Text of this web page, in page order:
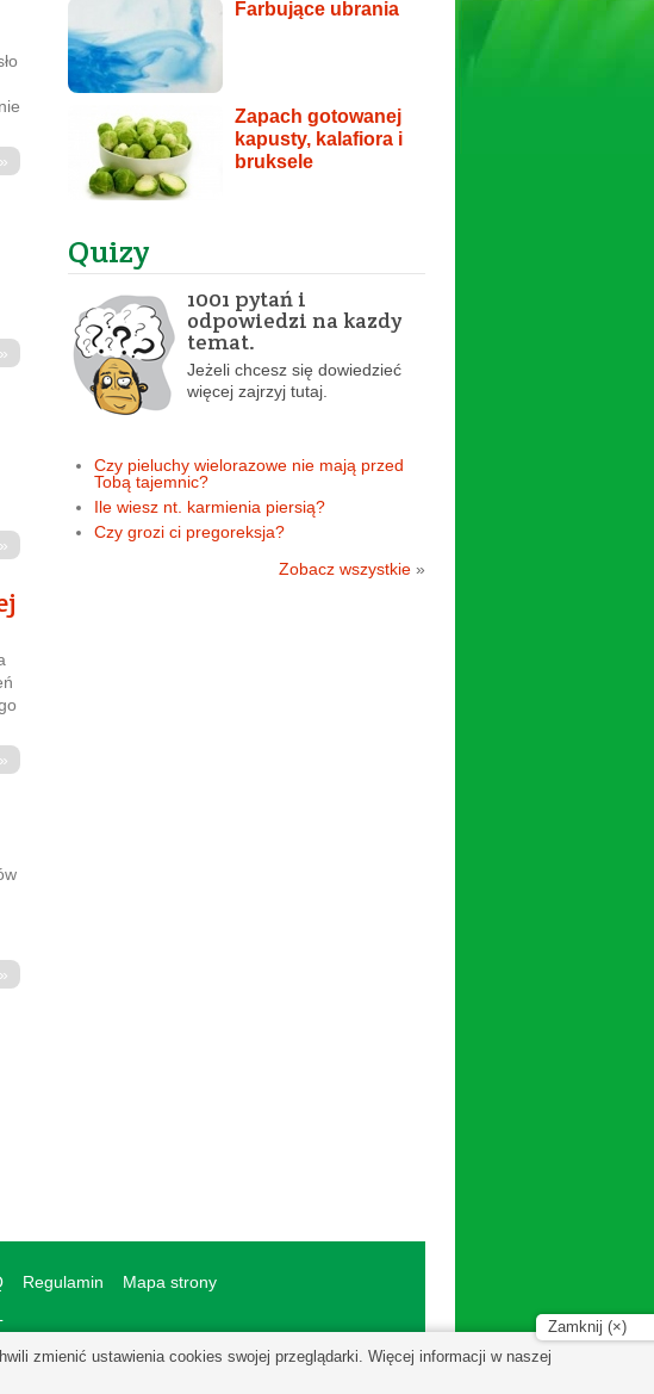
Farbujące ubrania
Zapach gotowanej
kapusty, kalafiora i
bruksele
Quizy
1001 pytań i
odpowiedzi na kazdy
temat.
Jeżeli chcesz się dowiedzieć
więcej zajrzyj tutaj.
Czy pieluchy wielorazowe nie mają przed
Tobą tajemnic?
Ile wiesz nt. karmienia piersią?
Czy grozi ci pregoreksja?
Zobacz wszystkie »
Regulamin
Mapa strony
zmienić ustawienia cookies swojej przeglądarki. Więcej informacji w naszej
Zamknij (×)